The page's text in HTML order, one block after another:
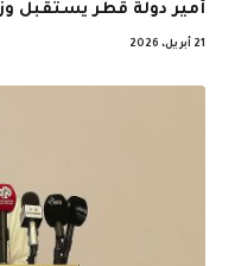
أمير دولة قطر يستقبل
21 أبريل، 2026